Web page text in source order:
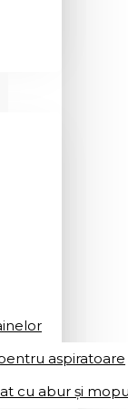
aspiratoare
cu abur și